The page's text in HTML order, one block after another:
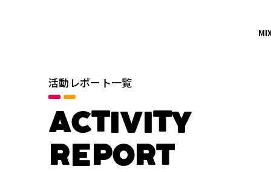
活動レポート一覧
ACTIVITY
REPORT
カテゴリ
イノベーションの促進
地域社会との共栄